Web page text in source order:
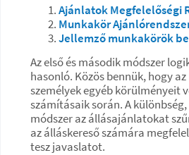
Ajánlatok Megfelelőségi
Munkakör
Jellemző munkakörök
Az első és második módszer
hasonló. Közös bennük, hogy
személyek egyéb körülményeit
számításaik során. A
módszer az állásajánlatokat
az álláskereső számára
tesz javaslatot.